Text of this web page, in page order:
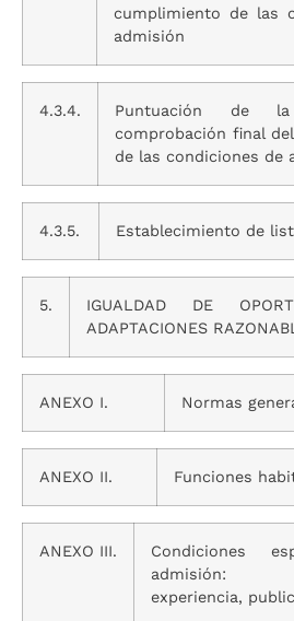
cumplimiento de las
admisión
4.3.4.
Puntuación de
comprobación final
de las condiciones de
4.3.5. Establecimiento de
5.
IGUALDAD DE
ADAPTACIONES
ANEXO I. Normas
ANEXO II. Funciones
ANEXO III.
Condiciones
admisión:
experiencia,